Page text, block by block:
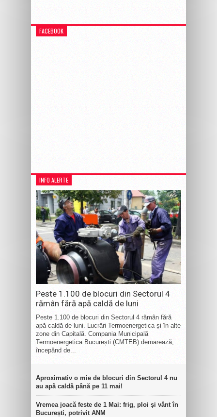
FACEBOOK
INFO ALERTE
Peste 1.100 de blocuri din Sectorul 4
rămân fără apă caldă de luni
Peste 1.100 de blocuri din Sectorul 4 rămân fără
apă caldă de luni. Lucrări Termoenergetica și în alte
zone din Capitală. Compania Municipală
Termoenergetica București (CMTEB) demarează,
începând de...
Aproximativ o mie de blocuri din Sectorul 4 nu
au apă caldă până pe 11 mai!
Vremea joacă feste de 1 Mai: frig, ploi și vânt în
București, potrivit ANM